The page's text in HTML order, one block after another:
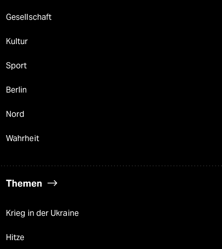
Gesellschaft
Kultur
Sport
Berlin
Nord
Wahrheit
Themen
Krieg in der Ukraine
Hitze